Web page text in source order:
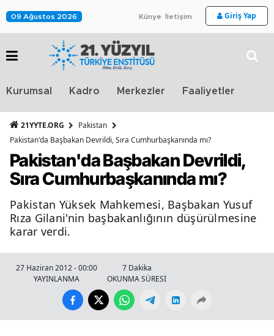
09 Ağustos 2026 Künye İletişim Giriş Yap
Kurumsal Kadro Merkezler Faaliyetler
21YYTE.ORG
Pakistan
Pakistan'da Başbakan Devrildi, Sıra Cumhurbaşkanında mı?
Pakistan'da Başbakan Devrildi,
Sıra Cumhurbaşkanında mı?
Pakistan Yüksek Mahkemesi, Başbakan Yusuf
Rıza Gilani'nin başbakanlığının düşürülmesine
karar verdi.
27 Haziran 2012 - 00:00
YAYINLANMA
7 Dakika
OKUNMA SÜRESİ